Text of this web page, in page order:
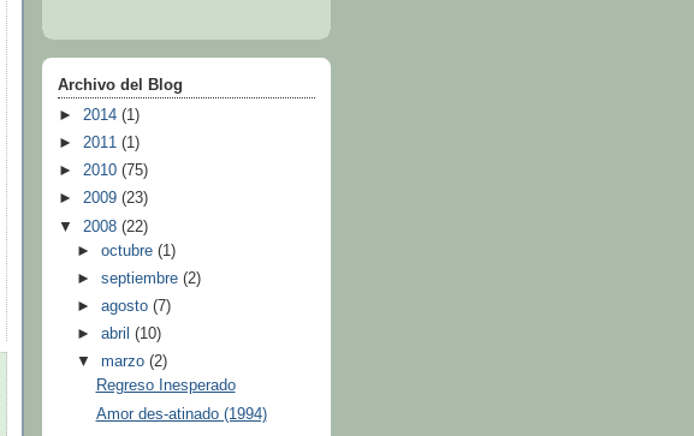
Archivo del Blog
► 2014 (1)
► 2011 (1)
► 2010 (75)
► 2009 (23)
▼ 2008 (22)
►octubre(1)
►septiembre(2)
►agosto(7)
►abril(10)
▼marzo(2)
Regreso Inesperado
Amor des-atinado (1994)